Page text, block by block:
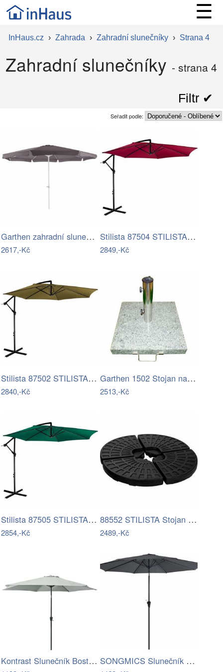
☰
InHaus.cz › Zahrada › Zahradní slunečníky › Strana 4
Zahradní slunečníky - strana 4
Filtr ✔︎
Seřadit podle:
Garthen zahradní slunečník s klikou…
2617,-Kč
Stilista 87504 STILISTA Slunečník s…
2849,-Kč
Stilista 87502 STILISTA Slunečník s…
2840,-Kč
Garthen 1502 Stojan na slunečník - žula…
2513,-Kč
Stilista 87505 STILISTA Slunečník s…
2854,-Kč
88552 STILISTA Stojan na slunečník 48 x…
2489,-Kč
Kontrast Slunečník Boston 270 cm šedý SONGMICS Slunečník NARNIA šedý